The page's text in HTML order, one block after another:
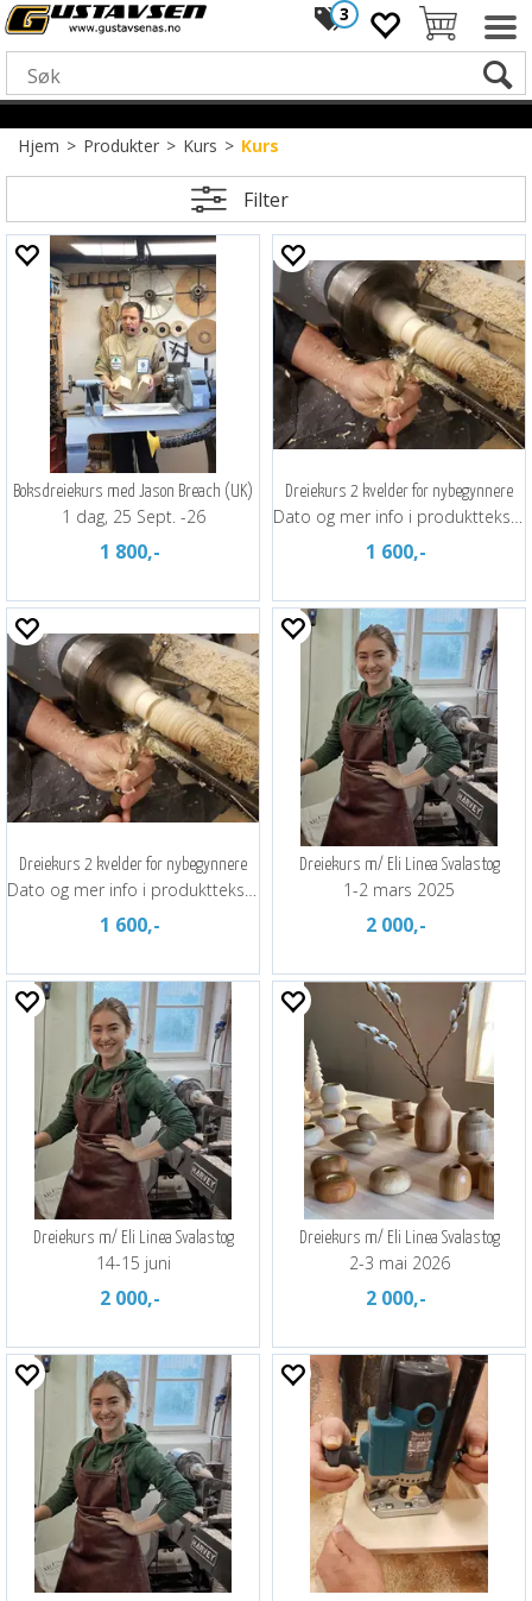
3
Hjem>Produkter>Kurs>Kurs
Filter
Boksdreiekurs med Jason Breach (UK)
1 dag, 25 Sept. -26
1 800,-
Dreiekurs 2 kvelder for nybegynnere
Dato og mer info i produktteksten
1 600,-
Dreiekurs 2 kvelder for nybegynnere
Dato og mer info i produktteksten
1 600,-
Dreiekurs m/ Eli Linea Svalastog
1-2 mars 2025
2 000,-
Dreiekurs m/ Eli Linea Svalastog
14-15 juni
2 000,-
Dreiekurs m/ Eli Linea Svalastog
2-3 mai 2026
2 000,-